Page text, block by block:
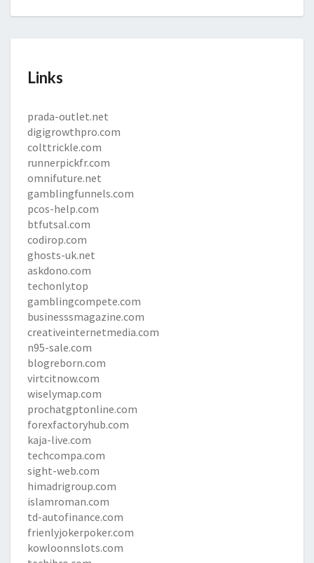
Links
prada-outlet.net
digigrowthpro.com
colttrickle.com
runnerpickfr.com
omnifuture.net
gamblingfunnels.com
pcos-help.com
btfutsal.com
codirop.com
ghosts-uk.net
askdono.com
techonly.top
gamblingcompete.com
businesssmagazine.com
creativeinternetmedia.com
n95-sale.com
blogreborn.com
virtcitnow.com
wiselymap.com
prochatgptonline.com
forexfactoryhub.com
kaja-live.com
techcompa.com
sight-web.com
himadrigroup.com
islamroman.com
td-autofinance.com
frienlyjokerpoker.com
kowloonnslots.com